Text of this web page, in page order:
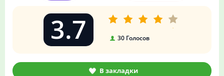
3.7 30 Голосов
В закладки